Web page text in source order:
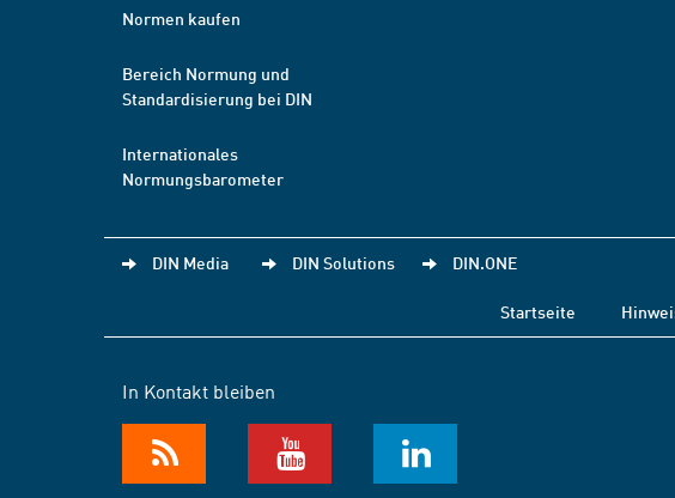
Normen kaufen
Bereich Normung und
Standardisierung bei DIN
Internationales
Normungsbarometer
DIN Media DIN Solutions DIN.ONE
Startseite
In Kontakt bleiben